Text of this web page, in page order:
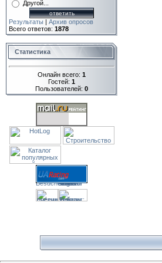
Другой...
Результаты | Архив опросов
Всего ответов: 1878
Статистика
Онлайн всего: 1
Гостей: 1
Пользователей: 0